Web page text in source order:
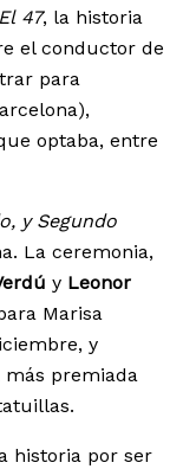
El 47, la historia
el conductor de
para
optaba, entre
y Segundo
La ceremonia,
y Leonor
Marisa
y
premiada
historia por ser